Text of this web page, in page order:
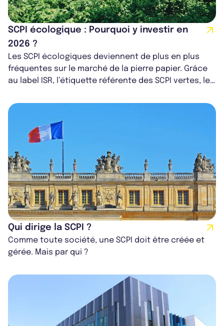
SCPI écologique : Pourquoi y investir en
2026 ?
Les SCPI écologiques deviennent de plus en plus
fréquentes sur le marché de la pierre papier. Grâce
au label ISR, l’étiquette référente des SCPI vertes, les
Qui dirige la SCPI ?
Comme toute société, une SCPI doit être créée et
gérée. Mais par qui ?